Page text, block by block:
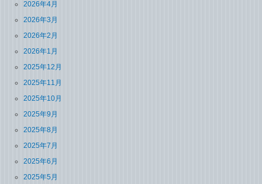
2026年4月
2026年3月
2026年2月
2026年1月
2025年12月
2025年11月
2025年10月
2025年9月
2025年8月
2025年7月
2025年6月
2025年5月